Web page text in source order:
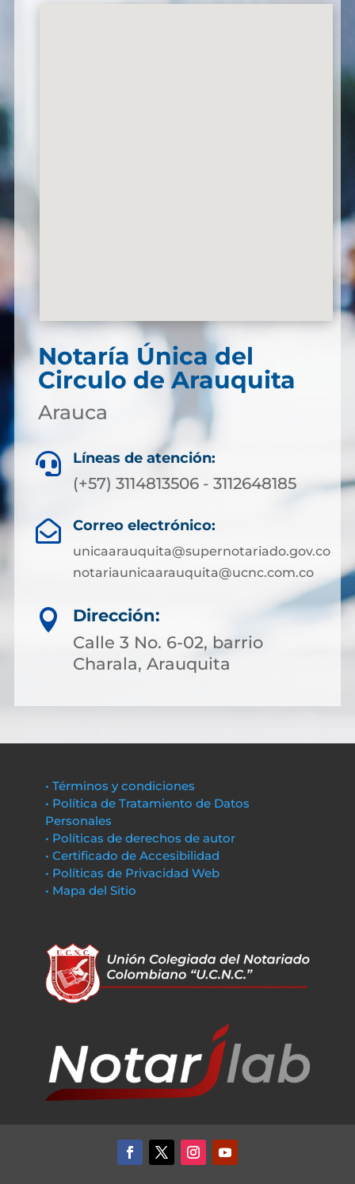
Notaría Única del
Circulo de Arauquita
Arauca
 Líneas de atención:
(+57) 3114813506 - 3112648185
 Correo electrónico:
unicaarauquita@supernotariado.gov.co
notariaunicaarauquita@ucnc.com.co

Dirección:
Calle 3 No. 6-02, barrio
Charala, Arauquita
• Términos y condiciones
• Política de Tratamiento de Datos
Personales
• Políticas de derechos de autor
• Certificado de Accesibilidad
• Políticas de Privacidad Web
• Mapa del Sitio